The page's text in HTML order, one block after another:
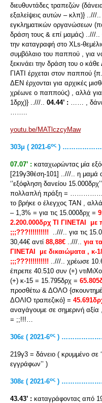
διευθυντάδες τραπεζών
εξαλείψεις αυτών – κλπ)} ..///..
εγκληματικών οργανώσεων
δράση τους & επί μαμάς) ..///..
την καταγραφή στο XLs-
συμβόλαιο του παππού , για
ξεκινάει την δράση του ο
ΓΙΑΤΙ έρχεται στον παππού
ΔΕΝ έρχονται για αρχικές
χρέωνε ο παππούς) , αλλά
1δρχ)} ..///.. 04.44’ : …… ,
……..
youtu.be/MATlczcyMaw
303μ ( 2021-6ος )
07.07’ : καταχωρώντας μία
[219γ3θέση-101] ..///.. η μαμά
‘’εξόφληση δανείου
πολλαπλή πράξη =
το βρήκε ο έλεγχος ΤΑΝ ,
– 1,3% = για τις 15.000δρχ =
2.200.000δρχ ΤΙ ΓΙΝΕΤΑΙ με
;;;???!!!!!!!!!!
..///.. για τις
30,44€ αντί 88,88€ ..///.. για
ΓΙΝΕΤΑΙ με δικαιώματα , κ-
;;;???!!!!!!!!!! ..///.. χρέωσε
έπρεπε 40.510 συν (+)
(+) κ-15 = 15.795δρχ =
προσθέτω & ΔΟΛΟ
ΔΟΛΙΟ τραπεζικό} =
αναγάγουμε σε σημερινή
= ;;!!!…
306ε ( 2021-6ος )
219γ3 = δάνειο ( κρυμμένο σε
εγγράφων’’ )
308ε ( 2021-6ος )
43.43’ : καταγράφοντας από